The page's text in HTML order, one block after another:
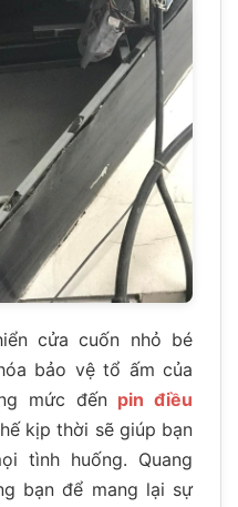
cửa cuốn nhỏ bé
bảo vệ tổ ấm của
mức đến pin điều
kịp thời sẽ giúp bạn
tình huống. Quang
bạn để mang lại sự